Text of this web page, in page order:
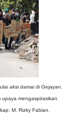
aksi damai di Gejayan.
mengaspirasikan
M. Rizky Fabian.